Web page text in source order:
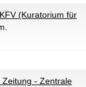
(Kuratorium für
Zeitung - Zentrale